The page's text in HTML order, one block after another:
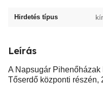
Hirdetés típus
Leírás
A Napsugár
Tőserdő központi részén,